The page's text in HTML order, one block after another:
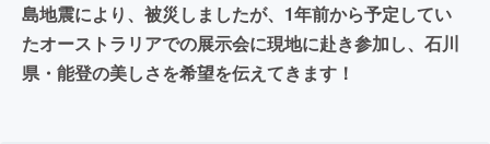
島地震により、被災しましたが、1年前から予定してい
たオーストラリアでの展示会に現地に赴き参加し、石川
県・能登の美しさを希望を伝えてきます！